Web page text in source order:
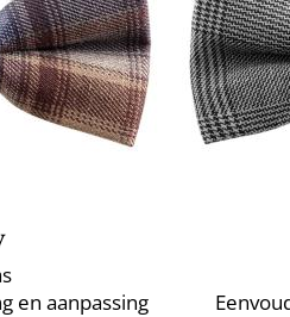
en aanpassing